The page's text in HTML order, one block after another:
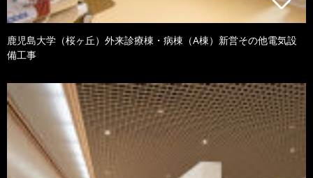
鹿児島大学（桜ヶ丘）外来診療棟・病棟（A棟）新営その他電気設
備工事